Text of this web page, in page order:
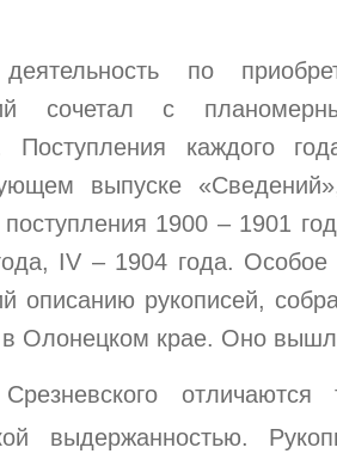
по
сочетал с
Поступления каждого
выпуске
1900 – 1901
IV – 1904 года. Особое
описанию рукописей,
в Олонецком крае. Оно
отличаются
выдержанностью.